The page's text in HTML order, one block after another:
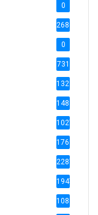
0
2686
0
731
1321
1488
1027
1769
2287
1947
1088